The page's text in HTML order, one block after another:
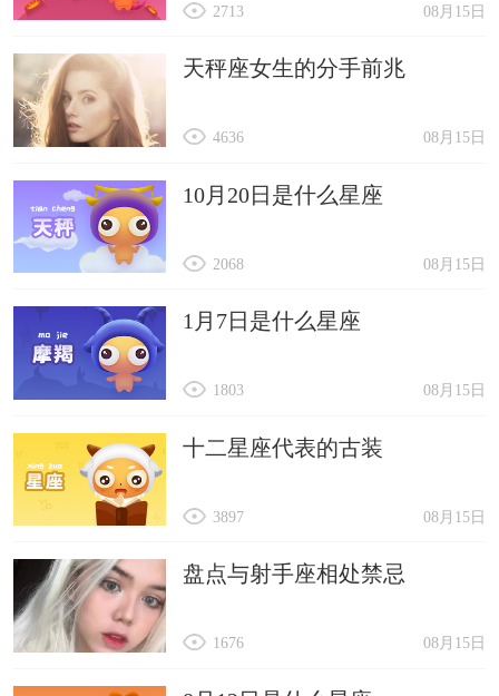
08月15日
2713
天秤座女生的分手前兆
08月15日
4636
10月20日是什么星座
08月15日
2068
1月7日是什么星座
08月15日
1803
十二星座代表的古装
08月15日
3897
盘点与射手座相处禁忌
08月15日
1676